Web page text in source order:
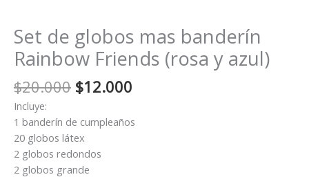
Set de globos mas banderín
Rainbow Friends (rosa y azul)
$20.000 El
original
era:
$20.000.
$12.000
actual
Incluye:
1 banderín de cumpleaños
20 globos látex
2 globos redondos
2 globos grande